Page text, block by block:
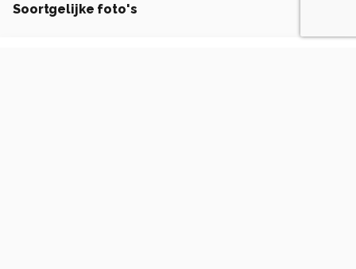
Soortgelijke foto's